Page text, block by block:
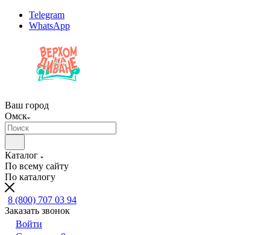
Telegram
WhatsApp
Ваш город
Омск
Каталог
По всему сайту
По каталогу
8 (800) 707 03 94
Заказать звонок
Войти